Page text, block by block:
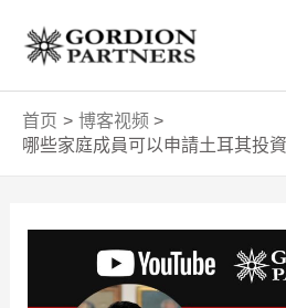
容
首页
博客视频
哪些家庭成員可以申請土耳其投資